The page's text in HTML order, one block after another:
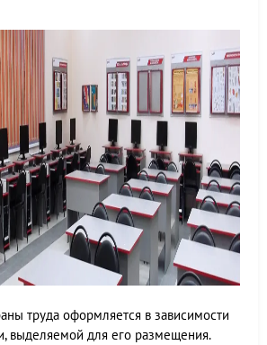
труда оформляется в зависимости
выделяемой для его размещения.